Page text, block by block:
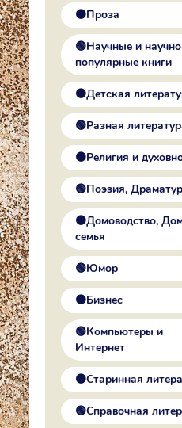
🟠Проза
🟢Научные и
популярные книги
🟠Детская
🟢Разная
🟠Религия и
🟢Поэзия,
🟠Домоводство,
семья
🟢Юмор
🟠Бизнес
🟢Компьютеры и
Интернет
🟠Старинная
🟢Справочная